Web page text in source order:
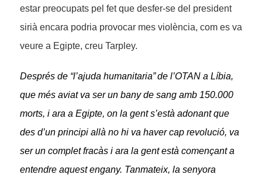
estar preocupats pel fet que desfer-se del president
sirià encara podria provocar mes violència, com es va
veure a Egipte, creu Tarpley.
Després de “l’ajuda humanitaria” de l’OTAN a Líbia,
que més aviat va ser un bany de sang amb 150.000
morts, i ara a Egipte, on la gent s’està adonant que
des d’un principi allà no hi va haver cap revolució, va
ser un complet fracàs i ara la gent està començant a
entendre aquest engany. Tanmateix, la senyora